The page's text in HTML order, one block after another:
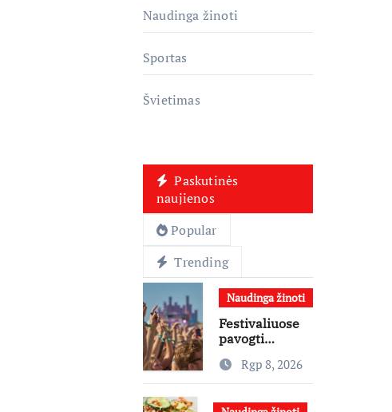
Naudinga žinoti
Sportas
Švietimas
Paskutinės
naujienos
Popular
Trending
Naudinga žinoti
Festivaliuose
pavogti
ausinės ir
laikrodžiai –
ekspertai
Rgp 8, 2026